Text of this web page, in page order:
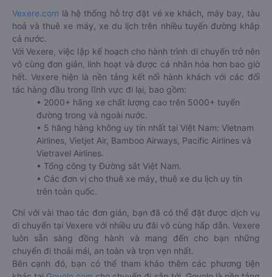
Vexere.com là hệ thống hỗ trợ đặt vé xe khách, máy bay, tàu
hoả và thuê xe máy, xe du lịch trên nhiều tuyến đường khắp
cả nước.
Với Vexere, việc lập kế hoạch cho hành trình di chuyển trở nên
vô cùng đơn giản, linh hoạt và được cá nhân hóa hơn bao giờ
hết. Vexere hiện là nền tảng kết nối hành khách với các đối
tác hàng đầu trong lĩnh vực đi lại, bao gồm:
• 2000+ hãng xe chất lượng cao trên 5000+ tuyến
đường trong và ngoài nước.
• 5 hãng hàng không uy tín nhất tại Việt Nam: Vietnam
Airlines, Vietjet Air, Bamboo Airways, Pacific Airlines và
Vietravel Airlines.
• Tổng công ty Đường sắt Việt Nam.
• Các đơn vị cho thuê xe máy, thuê xe du lịch uy tín
trên toàn quốc.
Chỉ với vài thao tác đơn giản, bạn đã có thể đặt được dịch vụ
di chuyển tại Vexere với nhiều ưu đãi vô cùng hấp dẫn. Vexere
luôn sẵn sàng đồng hành và mang đến cho bạn những
chuyến đi thoải mái, an toàn và trọn vẹn nhất.
Bên cạnh đó, bạn có thể tham khảo thêm các phương tiện